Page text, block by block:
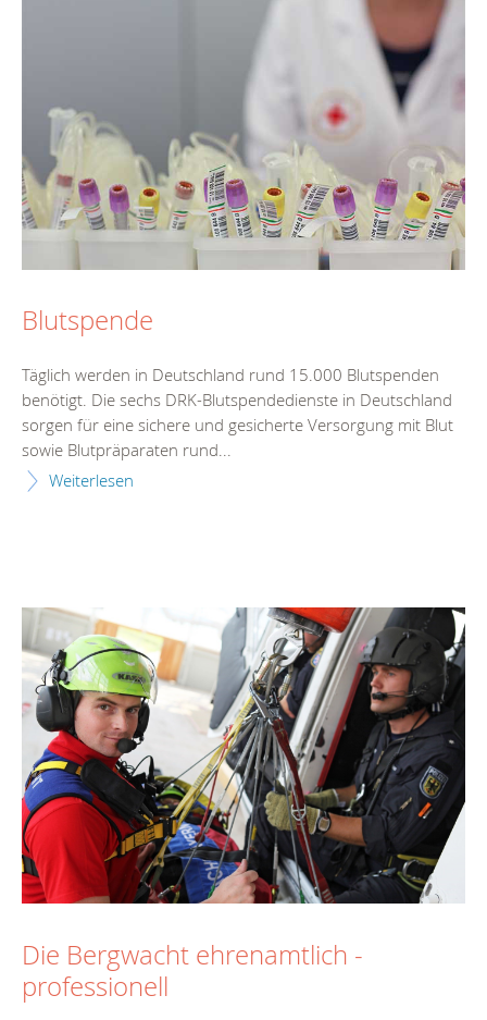
Blutspende
Täglich werden in Deutschland rund 15.000 Blutspenden
benötigt. Die sechs DRK-Blutspendedienste in Deutschland
sorgen für eine sichere und gesicherte Versorgung mit Blut
sowie Blutpräparaten rund...
Weiterlesen
Die Bergwacht ehrenamtlich -
professionell